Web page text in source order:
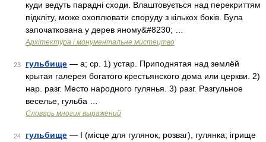
куди ведуть парадні сходи. Влаштовується над перекриттям
підкліту, може охоплювати споруду з кількох боків. Була
започаткована у дерев яному&#8230; …
Архітектура і монументальне мистецтво
23 гульбище — а; ср. 1) устар. Приподнятая над землёй
крытая галерея богатого крестьянского дома или церкви. 2)
нар. разг. Место народного гулянья. 3) разг. Разгульное
веселье, гульба …
Словарь многих выражений
24 гульбище — I (місце для гулянок, розваг), гулянка; ігрище